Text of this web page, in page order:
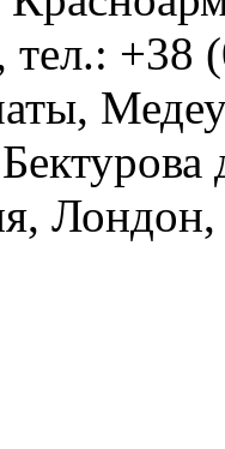
тел.: +38